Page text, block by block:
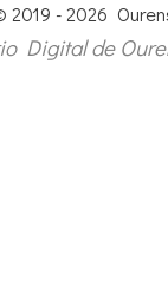
2019 - 2026
Digital de